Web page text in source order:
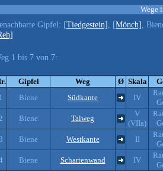
Wege
Gipfel: [Tiedgestein] , [Mönch] ,
1 bis 7 von 7:
Gipfel Weg Ø Skala
1
Biene Südkante IV
Biene Talweg
V
(VIIa)
Biene Westkante II
Biene Schartenwand IV